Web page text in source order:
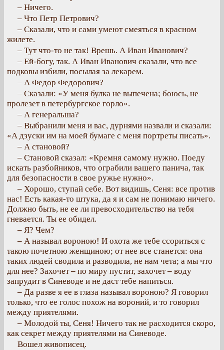
– Ничего.
– Что Петр Петрович?
– Сказали, что и сами умеют смеяться в красном
жилете.
– Тут что-то не так! Врешь. А Иван Иванович?
– Ей-богу, так. А Иван Иванович сказали, что все
подковы избили, посылая за лекарем.
– А Федор Федорович?
– Сказали: «У меня булка не выпечена; боюсь, не
пролезет в петербургское горло».
– А генеральша?
– Выбранили меня и вас, дурнями назвали и сказали:
«А дзуски им на моей бумаге с меня портреты писать».
– А становой?
– Становой сказал: «Кремня самому нужно. Поеду
искать разбойников, что ограбили вашего панича, так
для безопасности в свое ружье нужно».
– Хорошо, ступай себе. Вот видишь, Сеня: все против
нас! Есть какая-то штука, да я и сам не понимаю ничего.
Должно быть, не ее ли превосходительство на тебя
гневается. Ты ее обидел.
– Я? Чем?
– А называл вороною! И охота же тебе ссориться с
такою почетною женщиною; от нее все станется: она
таких людей сводила и разводила, не нам чета; а мы что
для нее? Захочет – по миру пустит, захочет – воду
запрудит в Синеводе и не даст тебе напиться.
– Да разве я ее в глаза называл вороною? Я говорил
только, что ее голос похож на вороний, и то говорил
между приятелями.
– Молодой ты, Сеня! Ничего так не расходится скоро,
как секрет между приятелями на Синеводе.
Вошел живописец.